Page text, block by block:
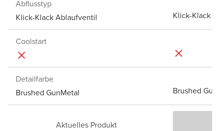
Abflusstyp
Klick-Klack Ablaufventil
Klick-Klack
Coolstart
Detailfarbe
Brushed GunMetal
Brushed
Aktuelles Produkt